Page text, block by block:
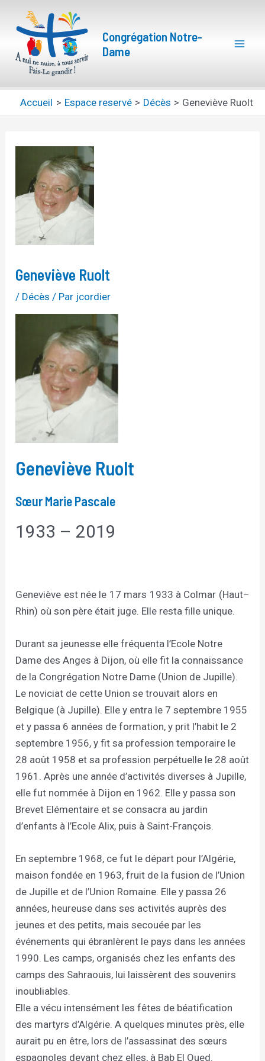
contenu
Congrégation Notre-
Dame
Accueil Espace reservé Décès Geneviève Ruolt
Geneviève Ruolt
/ Décès / Par jcordier
Geneviève Ruolt
Sœur Marie Pascale
1933 – 2019
Geneviève est née le 17 mars 1933 à Colmar (Haut–
Rhin) où son père était juge. Elle resta fille unique.
Durant sa jeunesse elle fréquenta l’Ecole Notre
Dame des Anges à Dijon, où elle fit la connaissance
de la Congrégation Notre Dame (Union de Jupille).
Le noviciat de cette Union se trouvait alors en
Belgique (à Jupille). Elle y entra le 7 septembre 1955
et y passa 6 années de formation, y prit l’habit le 2
septembre 1956, y fit sa profession temporaire le
28 août 1958 et sa profession perpétuelle le 28 août
1961. Après une année d’activités diverses à Jupille,
elle fut nommée à Dijon en 1962. Elle y passa son
Brevet Elémentaire et se consacra au jardin
d’enfants à l’Ecole Alix, puis à Saint-François.
En septembre 1968, ce fut le départ pour l’Algérie,
maison fondée en 1963, fruit de la fusion de l’Union
de Jupille et de l’Union Romaine. Elle y passa 26
années, heureuse dans ses activités auprès des
jeunes et des petits, mais secouée par les
événements qui ébranlèrent le pays dans les années
1990. Les camps, organisés chez les enfants des
camps des Sahraouis, lui laissèrent des souvenirs
inoubliables.
Elle a vécu intensément les fêtes de béatification
des martyrs d’Algérie. A quelques minutes près, elle
aurait pu en être, lors de l’assassinat des sœurs
espagnoles devant chez elles, à Bab El Oued.
Navigation
des
articles